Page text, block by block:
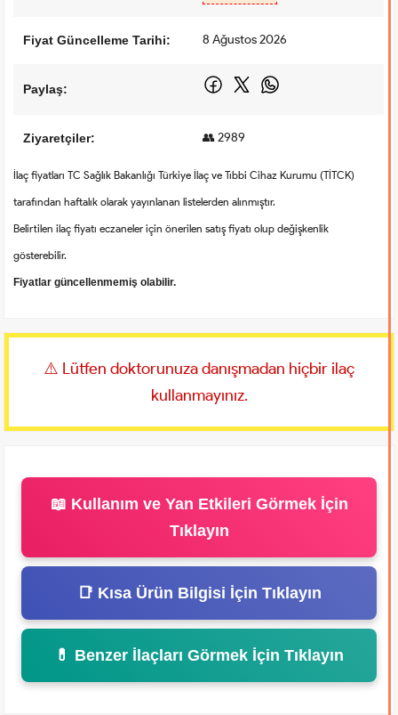
Fiyat Güncelleme Tarihi: 8 Ağustos 2026
Paylaş:
Ziyaretçiler: 👥 2989
İlaç fiyatları TC Sağlık Bakanlığı Türkiye İlaç ve Tıbbi Cihaz Kurumu (TİTCK)
tarafından haftalık olarak yayınlanan listelerden alınmıştır.
Belirtilen ilaç fiyatı eczaneler için önerilen satış fiyatı olup değişkenlik
gösterebilir.
Fiyatlar güncellenmemiş olabilir.
⚠️ Lütfen doktorunuza danışmadan hiçbir ilaç
kullanmayınız.
📖 Kullanım ve Yan Etkileri Görmek İçin
Tıklayın
📑 Kısa Ürün Bilgisi İçin Tıklayın
💊 Benzer İlaçları Görmek İçin Tıklayın